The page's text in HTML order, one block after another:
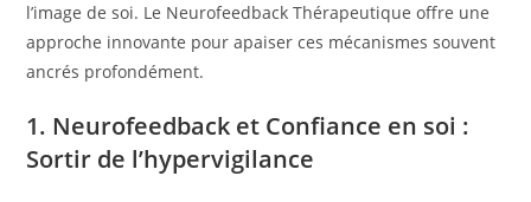
l’image de soi. Le Neurofeedback Thérapeutique offre une
approche innovante pour apaiser ces mécanismes souvent
ancrés profondément.
1. Neurofeedback et Confiance en soi :
Sortir de l’hypervigilance